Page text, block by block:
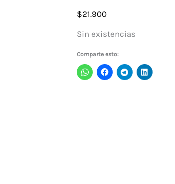
$21.900
Sin existencias
Comparte esto: